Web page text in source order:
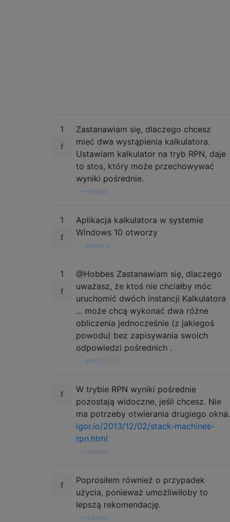
1
Zastanawiam się, dlaczego chcesz
mieć dwa wystąpienia kalkulatora.
Ustawiam kalkulator na tryb RPN, daje
to stos, który może przechowywać
wyniki pośrednie.
Hobbes
1
Aplikacja kalkulatora w systemie
Windows 10 otworzy
dowolną
1
@Hobbes Zastanawiam się, dlaczego
uważasz, że ktoś nie chciałby móc
uruchomić dwóch instancji Kalkulatora
... może chcą wykonać dwa różne
obliczenia jednocześnie (z jakiegoś
powodu) bez zapisywania swoich
odpowiedzi pośrednich .
user253751,
W trybie RPN wyniki pośrednie
pozostają widoczne, jeśli chcesz. Nie
ma potrzeby otwierania drugiego okna.
igor.io/2013/12/02/stack-machines-
rpn.html
Hobbes
Poprosiłem również o przypadek
użycia, ponieważ umożliwiłoby to
lepszą rekomendację.
Hobbes,